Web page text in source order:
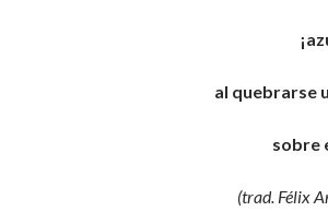
al quebrarse
sobre
(trad. Félix